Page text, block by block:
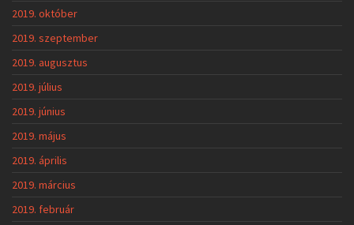
2019. október
2019. szeptember
2019. augusztus
2019. július
2019. június
2019. május
2019. április
2019. március
2019. február